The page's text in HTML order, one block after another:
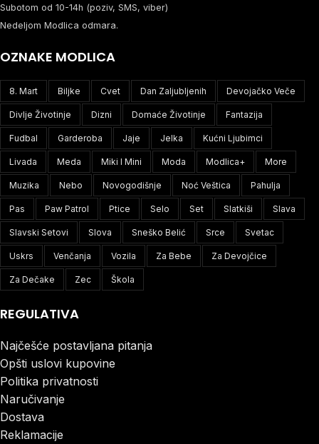
Subotom od 10-14h (poziv, SMS, viber)
Nedeljom Modlica odmara.
OZNAKE MODLICA
8. Mart Biljke Cvet Dan Zaljubljenih Devojačko Veče
Divlje Životinje Dizni Domaće Životinje Fantazija
Fudbal Garderoba Jaje Jelka Kućni Ljubimci
Livada Meda Miki I Mini Moda Modlica+ More
Muzika Nebo Novogodišnje Noć Veštica Pahulja
Pas Paw Patrol Ptice Selo Set Slatkiši Slava
Slavski Setovi Slova Sneško Belić Srce Svetac
Uskrs Venčanja Vozila Za Bebe Za Devojčice
Za Dečake Zec Škola
REGULATIVA
Najčešće postavljana pitanja
Opšti uslovi kupovine
Politika privatnosti
Naručivanje
Dostava
Reklamacije